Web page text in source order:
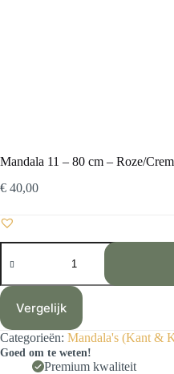
Mandala 11 – 80 cm – Roze/
€ 40,00
Mandala
11
80
Roze/Creme
-
Kant
Vergelijk
Categorieën: Mandala's (Kant &
Goed om te weten!
Premium kwaliteit